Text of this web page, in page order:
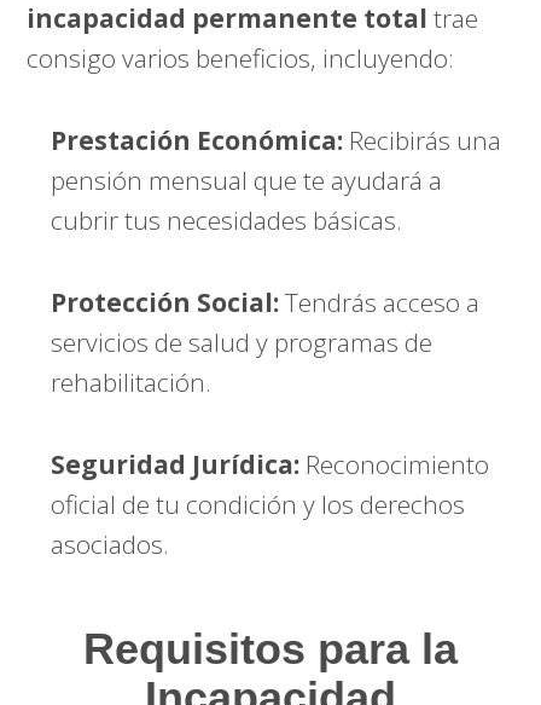
incapacidad permanente total trae
consigo varios beneficios, incluyendo:
Prestación Económica: Recibirás una
pensión mensual que te ayudará a
cubrir tus necesidades básicas.
Protección Social:Tendrás acceso a
servicios de salud y programas de
rehabilitación.
Seguridad Jurídica: Reconocimiento
oficial de tu condición y los derechos
asociados.
Requisitos para la